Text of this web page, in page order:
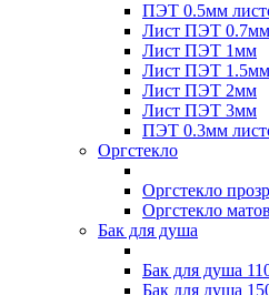
ПЭТ 0.5мм
Лист ПЭТ 0.7мм
Лист ПЭТ 1мм
Лист ПЭТ 1.5мм
Лист ПЭТ 2мм
Лист ПЭТ 3мм
ПЭТ 0.3мм
Оргстекло
Оргстекло
Оргстекло
Бак для душа
Бак для душа
Бак для душа